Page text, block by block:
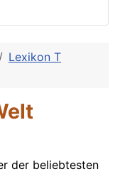
Lexikon T
der beliebtesten